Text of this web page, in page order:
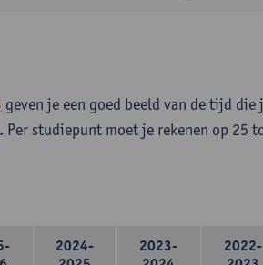
geven je een goed beeld van de tijd
studiepunt moet je rekenen op 25
2024-
2023-
2022-